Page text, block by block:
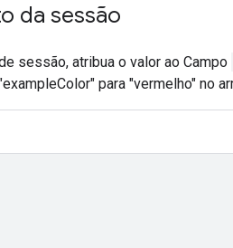
da sessão
sessão, atribua o valor ao Campo
para "vermelho" no